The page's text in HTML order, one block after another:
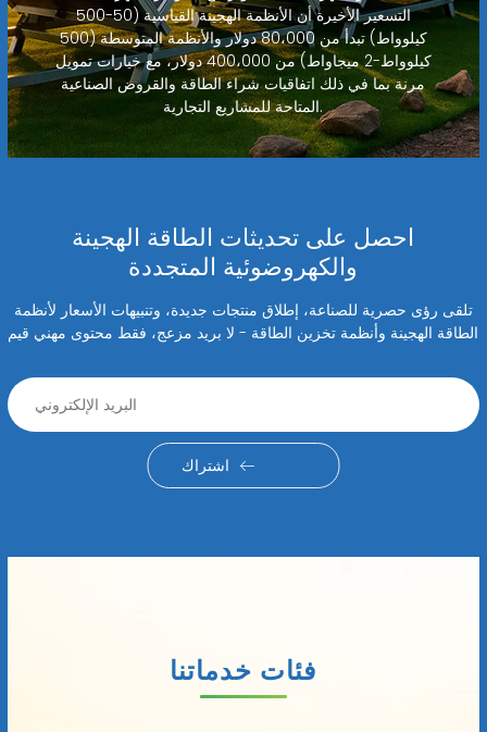
التسعير الأخيرة أن الأنظمة الهجينة القياسية (50-500
كيلوواط) تبدأ من 80،000 دولار والأنظمة المتوسطة (500
كيلوواط-2 ميجاواط) من 400،000 دولار، مع خيارات تمويل
مرنة بما في ذلك اتفاقيات شراء الطاقة والقروض الصناعية
المتاحة للمشاريع التجارية.
احصل على تحديثات الطاقة الهجينة
والكهروضوئية المتجددة
تلقى رؤى حصرية للصناعة، إطلاق منتجات جديدة، وتنبيهات الأسعار لأنظمة
الطاقة الهجينة وأنظمة تخزين الطاقة - لا بريد مزعج، فقط محتوى مهني قيم
اشتراك
فئات خدماتنا